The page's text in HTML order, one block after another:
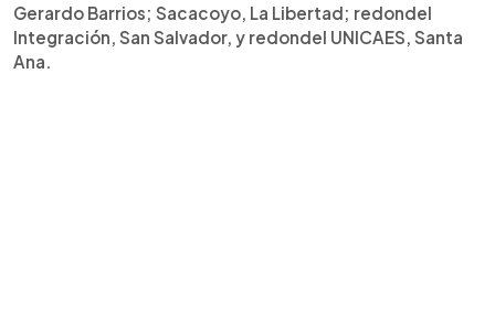
Gerardo Barrios; Sacacoyo, La Libertad; redondel
Integración, San Salvador, y redondel UNICAES, Santa
Ana.